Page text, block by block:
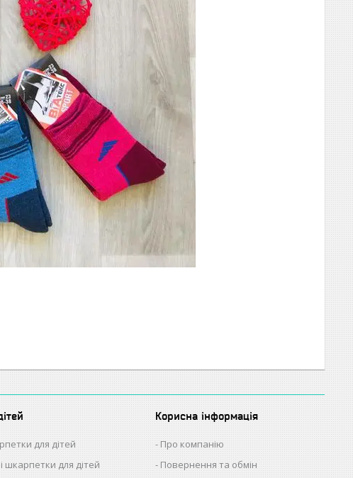
для дітей
шкарпетки для дітей
Корисна інформація
Про компанію
Повернення та обмін